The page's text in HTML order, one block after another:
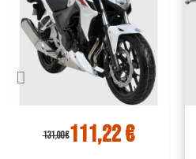
131,00 €111,22 €